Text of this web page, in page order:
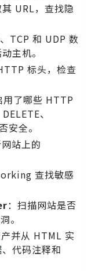
URL，查找隐
TCP 和 UDP 数
主机。
标头，检查
用了哪些 HTTP
、
全。
站上的
查找敏感
：扫描网站是否
。
并从 HTML 实
代码注释和